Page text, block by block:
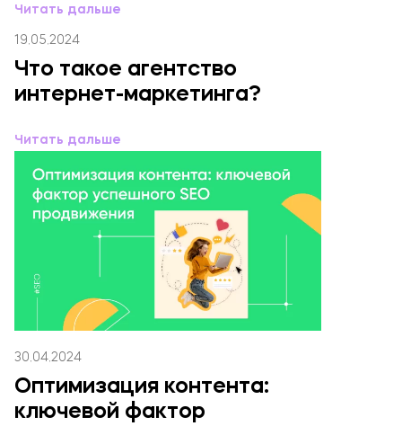
Читать дальше
19.05.2024
Что такое агентство
интернет-маркетинга?
Читать дальше
30.04.2024
Оптимизация контента:
ключевой фактор